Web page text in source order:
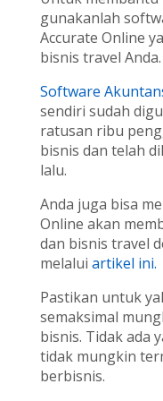
gunakanlah
Accurate Online
bisnis travel Anda.
Software
sendiri sudah
ratusan ribu
bisnis dan telah
lalu.
Anda juga bisa
Online akan
dan bisnis travel
melalui artikel ini.
Pastikan untuk
semaksimal
bisnis. Tidak ada
tidak mungkin
berbisnis.